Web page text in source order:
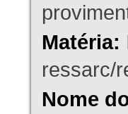
Matéria:
ressarc/
Nome